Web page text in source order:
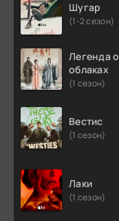
Шугар
(1-2 сезон)
Легенда
облаках
(1 сезон)
Вестис
(1 сезон)
Лаки
(1 сезон)